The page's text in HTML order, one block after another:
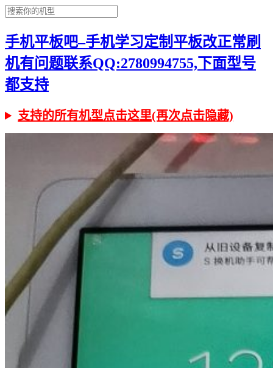
手机平板吧–手机学习定制平板改正常刷
机有问题联系QQ:2780994755,下面型号
都支持
支持的所有机型点击这里(再次点击隐藏)